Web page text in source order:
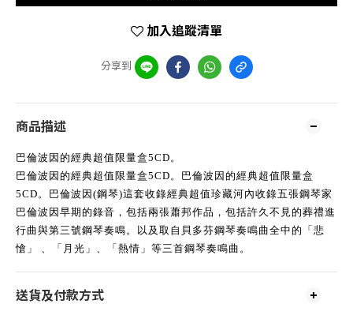
加入追蹤清單
分享到
商品描述
巴倫波因的經典超值限量盒5CD。
巴倫波因的經典超值限量盒5CD。巴倫波因的經典超值限量盒
5CD。巴倫波因(鋼琴)這套收錄經典超值珍藏河內收錄五張鋼琴家
巴倫波因早期的錄音，包括兩張蕭邦作品，包括許久不見的葬禮進
行曲與第三號鋼琴奏鳴。以及取自貝多芬鋼琴奏鳴曲全中的「悲
愴」 、「月光」、「熱情」等三首鋼琴奏鳴曲。
送貨及付款方式